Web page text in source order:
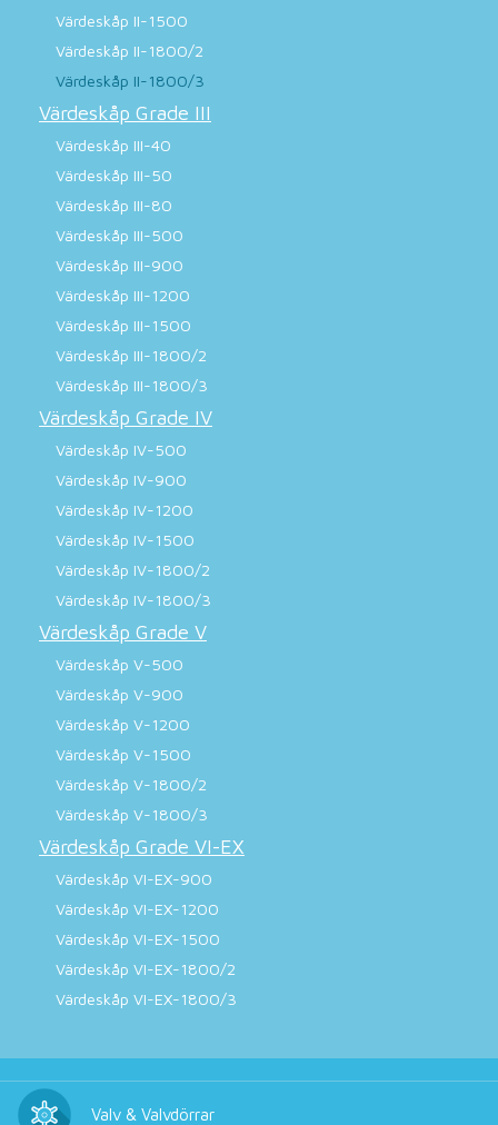
Värdeskåp II-1500
Värdeskåp II-1800/2
Värdeskåp II-1800/3
Värdeskåp Grade III
Värdeskåp III-40
Värdeskåp III-50
Värdeskåp III-80
Värdeskåp III-500
Värdeskåp III-900
Värdeskåp III-1200
Värdeskåp III-1500
Värdeskåp III-1800/2
Värdeskåp III-1800/3
Värdeskåp Grade IV
Värdeskåp IV-500
Värdeskåp IV-900
Värdeskåp IV-1200
Värdeskåp IV-1500
Värdeskåp IV-1800/2
Värdeskåp IV-1800/3
Värdeskåp Grade V
Värdeskåp V-500
Värdeskåp V-900
Värdeskåp V-1200
Värdeskåp V-1500
Värdeskåp V-1800/2
Värdeskåp V-1800/3
Värdeskåp Grade VI-EX
Värdeskåp VI-EX-900
Värdeskåp VI-EX-1200
Värdeskåp VI-EX-1500
Värdeskåp VI-EX-1800/2
Värdeskåp VI-EX-1800/3
Valv & Valvdörrar